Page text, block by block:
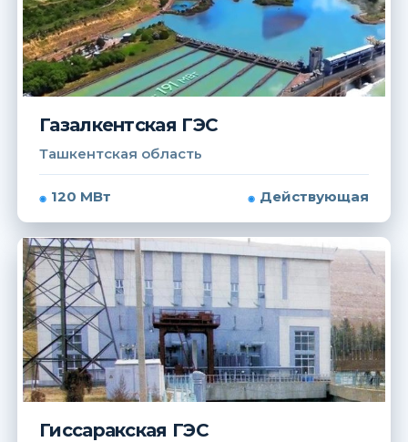
Газалкентская ГЭС
Ташкентская область
120 МВт Действующая
Гиссаракская ГЭС